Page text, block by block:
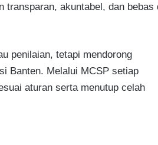
transparan, akuntabel, dan bebas
penilaian, tetapi mendorong
Banten. Melalui MCSP setiap
aturan serta menutup celah